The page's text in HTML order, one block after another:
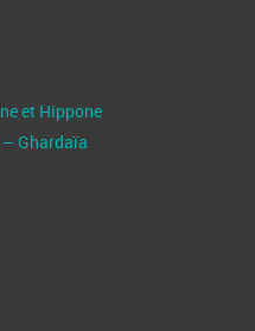
et Hippone
Ghardaïa